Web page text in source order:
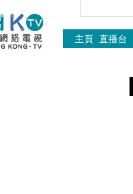
主頁 直播台